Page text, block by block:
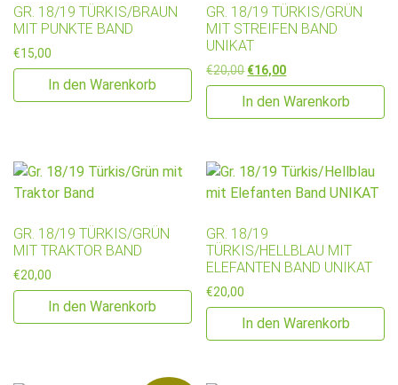
GR. 18/19 TÜRKIS/BRAUN
MIT PUNKTE BAND
€15,00
In den Warenkorb
GR. 18/19 TÜRKIS/GRÜN
MIT STREIFEN BAND
UNIKAT
€20,00 Ursprünglicher Preis war:
€16,00Aktueller Preis ist:
In den Warenkorb
GR. 18/19 TÜRKIS/GRÜN
MIT TRAKTOR BAND
€20,00
In den Warenkorb
GR. 18/19
TÜRKIS/HELLBLAU MIT
ELEFANTEN BAND UNIKAT
€20,00
In den Warenkorb